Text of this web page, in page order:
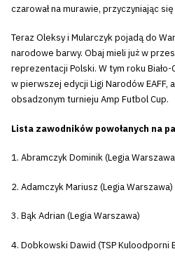
czarował na murawie, przyczyniając
Teraz Oleksy i Mularczyk pojadą do
narodowe barwy. Obaj mieli już w
reprezentacji Polski. W tym roku
w pierwszej edycji Ligi Narodów EAFF,
obsadzonym turnieju Amp Futbol Cup.
Lista zawodników powołanych na
1. Abramczyk Dominik (Legia
2. Adamczyk Mariusz (Legia Warszawa)
3. Bąk Adrian (Legia Warszawa)
4. Dobkowski Dawid (TSP Kuloodporni